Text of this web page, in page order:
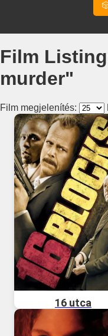
Film
murder"
Film megjelenítés:
16 utca